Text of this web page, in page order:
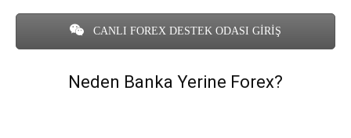
CANLI FOREX DESTEK ODASI GİRİŞ
Neden Banka Yerine Forex?